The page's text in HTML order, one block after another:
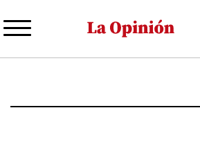
al
principal